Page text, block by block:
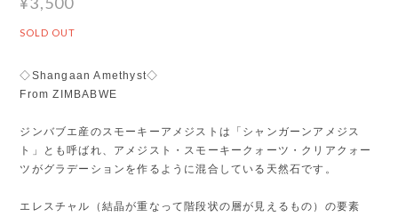
SOLD OUT
◇Shangaan Amethyst◇
From ZIMBABWE
ジンバブエ産のスモーキーアメジストは「シャンガーンアメジス
ト」とも呼ばれ、アメジスト・スモーキークォーツ・クリアクォー
ツがグラデーションを作るように混合している天然石です。
エレスチャル（結晶が重なって階段状の層が見えるもの）の要素